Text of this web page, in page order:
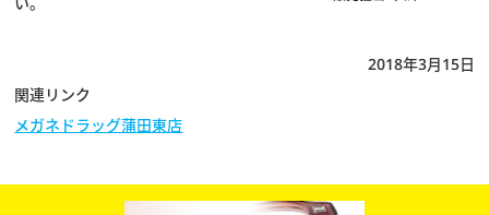
2018年3月15日
関連リンク
メガネドラッグ蒲田東店